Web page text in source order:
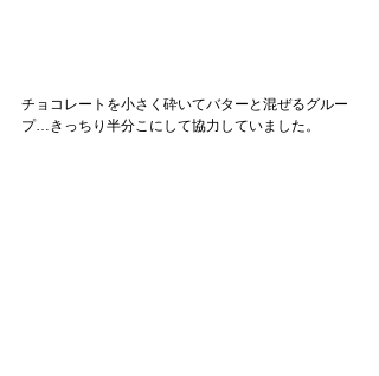
チョコレートを小さく砕いてバターと混ぜるグルー
プ…きっちり半分こにして協力していました。